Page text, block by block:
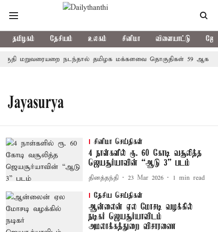
தமிழகம் தேசியம் உலகம் சினிமா விளையாட்டு
மறுவரையறை நடந்தால் தமிழக மக்களவை தொகுதிகள் 59 ஆக
Jayasurya
சினிமா செய்திகள்
4 நாள்களில் ரூ. 60 கோடி வசூலித்த
ஜெயசூர்யாவின் “ஆடு 3” படம்
தினத்தந்தி 23 Mar 2026 1 min read
தேசிய செய்திகள்
ஆன்லைன் ஏல மோசடி வழக்கில்
நடிகர் ஜெயசூர்யாவிடம்
அமலாக்கத்துறை விசாரணை